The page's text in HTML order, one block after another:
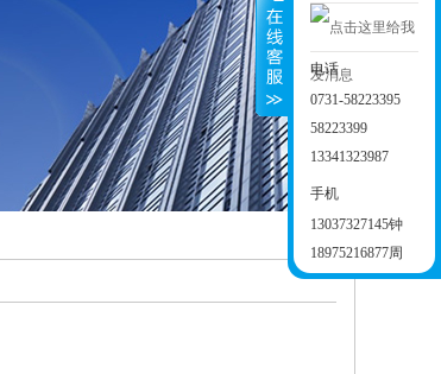
电话
0731-58223395
58223399
13341323987
手机
13037327145钟
18975216877周